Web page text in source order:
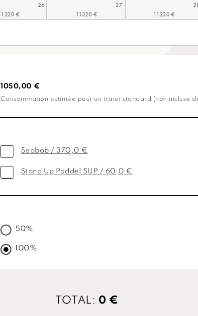
26 27
1050,00 €
Consommation estimée pour un trajet standard (non incluse
Seabob / 370,0 €
Stand Up Paddel SUP / 60,0 €
50%
100%
TOTAL: 0 €